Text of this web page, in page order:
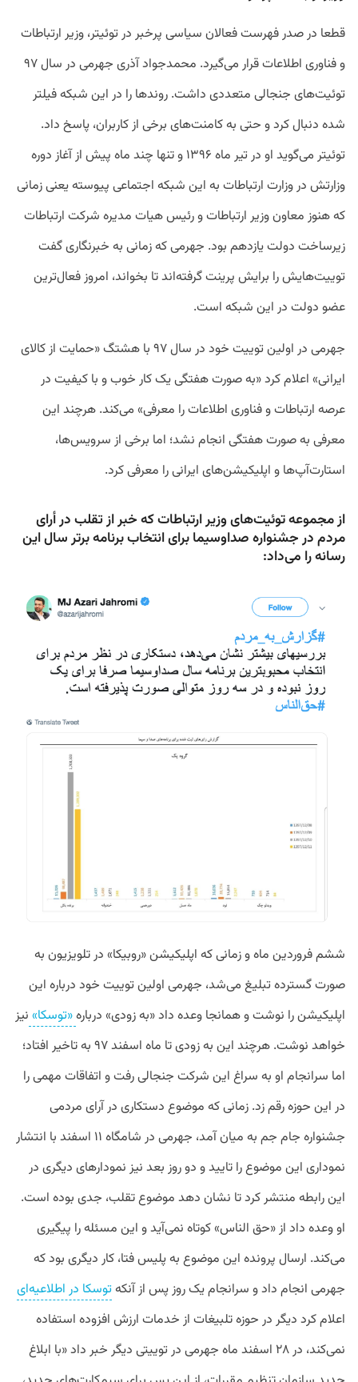
قطعا درصدرفهرستفعالان سیاسی پرخبر در توئیتر، وزیر ارتباطات
وفناوری اطلاعاتقرار میگیرد. محمدجوادآذری جهرمی در سال۹۷
توئیتهای جنجالی متعددی داشت. روندها را در این شبکه فیلتر
شده دنبالکردو حتی بهکامنتهای برخی ازکاربران، پاسخ داد.
توئیتر میگوید او در تیر ماه ۱۳۹۶ وتنها چند ماه پیش ازآغاز دوره
وزارتش در وزارت ارتباطات به این شبکه اجتماعی پیوستهیعنیزمانی
کههنوز معاونوزیر ارتباطاتورئیسهیات مدیره شرکت ارتباطات
زیرساخت دولتیازدهم بود. جهرمیکهزمانی به خبرنگاریگفت
توییتهایشرا برایش پرینتگرفتهاندتا بخواند، امروزفعالترین
عضو دولت در این شبکه است.
جهرمی در اولین توییت خود در سال۹۷ با هشتگ«حمایت ازکالای
ایرانی» اعلامکرد«بهصورتهفتگییککار خوبو با کیفیت در
عرصه ارتباطاتوفناوری اطلاعاترا معرفی» میکند. هرچند این
معرفی بهصورتهفتگی انجام نشد؛ اما برخی از سرویسها،
استارتآپها و اپلیکیشنهای ایرانیرا معرفیکرد.
از مجموعه‌ توئیت‌های وزیر ارتباطات که خبر از تقلب در أرای
مردم در جشنواره صداو‌سیما برای انتخاب برنامه برتر سال این
رسانه را می‌داد:
ششمفروردین ماهوزمانیکه اپلیکیشن«روبیکا» درتلویزیون به
صورتگسترده تبلیغ میشد، جهرمی اولین توییت خود درباره این
اپلیکیشنرا نوشتوهمانجا وعده داد«بهزودی» درباره«توسکا» نیز
خواهد نوشت. هرچند این بهزودیتا ماه اسفند۹۷ بهتاخیر افتاد؛
اما سرانجام او به سراغ این شرکت جنجالیرفتو اتفاقات مهمیرا
در این حوزهرقمزد. زمانیکه موضوع دستکاری درآرای مردمی
جشنواره جام جم به میانآمد، جهرمی در شامگاه ۱۱ اسفند با انتشار
نموداری این موضوعرا تاییدو دوروز بعد نیز نمودارهای دیگری در
اینرابطه منتشرکردتا نشان دهد موضوعتقلب، جدی بوده است.
اووعده داد از«حق الناس»کوتاه نمیآیدو این مسئلهرا پیگیری
میکند. ارسال پرونده این موضوع بهپلیسفتا، کار دیگری بودکه
جهرمی انجام دادو سرانجامیکروزپس ازآنکهتوسکا در اطلاعیهای
اعلامکرد دیگر در حوزهتلبیغات از خدمات ارزش افزوده استفاده
نمیکند، در۲۸ اسفند ماه جهرمی در توییتی دیگر خبر داد«با ابلاغ